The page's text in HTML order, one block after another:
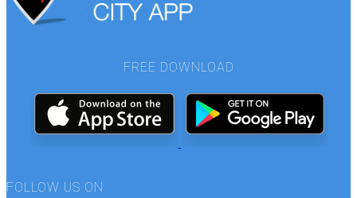
FREE DOWNLOAD
FOLLOW US ON